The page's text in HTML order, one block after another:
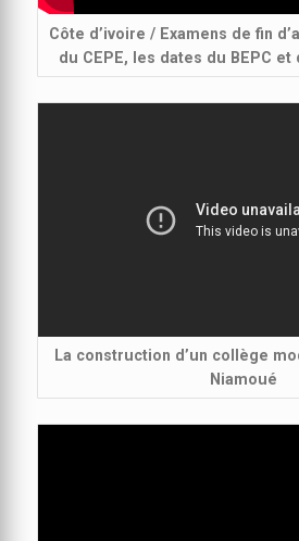
Côte d’ivoire / Examens de fin
du CEPE, les dates du BEPC et
La construction d’un collège
Niamoué